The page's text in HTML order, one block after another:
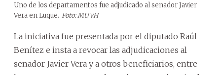
Uno de los departamentos fue adjudicado al senador Javier
Vera en Luque. Foto: MUVH
La iniciativa fue presentada por el diputado Raúl
Benítez e insta a revocar las adjudicaciones al
senador Javier Vera y a otros beneficiarios, entre